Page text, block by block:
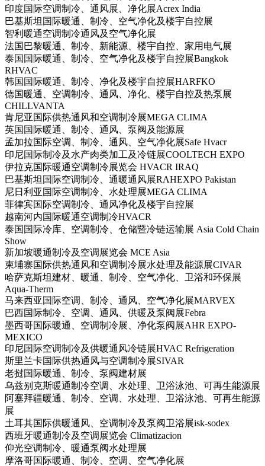
印度国际空调制冷、通风展、净化展Acrex India
巴基斯坦国际暖通、制冷、空气净化及楼宇自控展
智利暖通空调制冷通风及空气净化展
法国巴黎暖通、制冷、新能源、楼宇自控、家用电气展
泰国国际暖通、制冷、空气净化及楼宇自控展Bangkok
RHVAC
韩国国际暖通、制冷、净化及楼宇自控展HARFKO
德国暖通、空调制冷、通风、净化、楼宇自控及热泵展
CHILLVANTA
肯尼亚国际供热通风和空调制冷展MEGA CLIMA
英国国际暖通、制冷、通风、泵阀及能源展
孟加拉国际空调、制冷、通风、空气净化展Safe Hvacr
印尼国际制冷及水产肉类加工及冷链展COOLTECH EXPO
伊拉克国际暖通空调制冷展览会 HVACR IRAQ
巴基斯坦国际空调制冷、通暖通风展RAHEXPO Pakistan
尼日利亚国际空调制冷、水处理展MEGA CLIMA
菲律宾国际空调制冷、通风净化及楼宇自控展
越南河内国际暖通空调制冷HVACR
泰国国际冷库、空调制冷、仓储暨冷链运输展 Asia Cold Chain
Show
新加坡暖通制冷及空调展览会 MCE Asia
柬埔寨国际供热通风和空调制冷展水处理及能源展CIVAR
哈萨克斯坦建材、暖通、制冷、空气净化、卫浴和环保展
Aqua-Therm
马来西亚国际空调、制冷、通风、空气净化展MARVEX
巴西国际制冷、空调、通风、供暖及泵阀展Febra
墨西哥国际暖通、空调制冷展、净化泵阀展AHR EXPO-
MEXICO
印尼国际空调制冷及供暖通风冷链展HVAC Refrigeration
斯里兰卡国际供热通风与空调制冷展SIVAR
老挝国际暖通、制冷、泵阀建材展
乌兹别克斯暖通制冷空调、水处理、卫浴泳池、可再生能源展
阿塞拜疆暖通、制冷、空调、水处理、卫浴泳池、可再生能源
展
土耳其国际供暖通风、空调制冷及泵阀卫浴展isk-sodex
西班牙暖通制冷及空调展览会 Climatizacion
仰光空调制冷、暖通泵阀水处理展
摩洛哥国际暖通、制冷、空调、空气净化展